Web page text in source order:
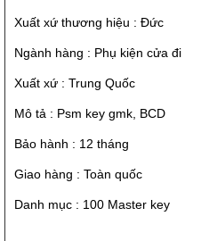
Xuất xứ thương hiệu : Đức
Ngành hàng : Phụ kiện cửa đi
Xuất xứ : Trung Quốc
Mô tả : Psm key gmk, BCD
Bảo hành : 12 tháng
Giao hàng : Toàn quốc
Danh mục : 100 Master key